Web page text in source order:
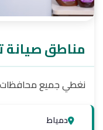
مناطق
نغطي جميع محافظات
دمياط